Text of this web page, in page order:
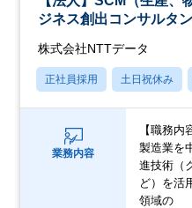
ジネス創出コンサルタ
株式会社NTTデータ
正社員採用 土日祝休み
業務内容
【職務内
製造業を
進技術（
ど）を活
領域の